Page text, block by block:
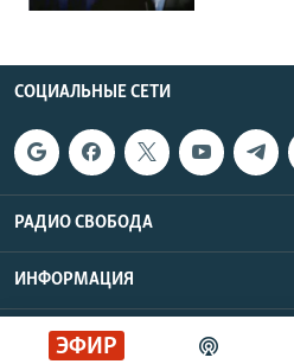
ЭФИР
СОЦИАЛЬНЫЕ СЕТИ
РАДИО СВОБОДА
ИНФОРМАЦИЯ
Радио Свобода © 2026 RFE/